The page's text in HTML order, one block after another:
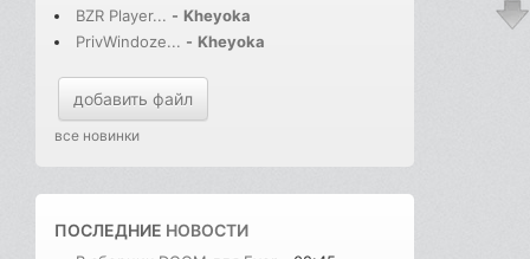
BZR Player... - Kheyoka
PrivWindoze... - Kheyoka
добавить файл
все новинки
ПОСЛЕДНИЕ НОВОСТИ